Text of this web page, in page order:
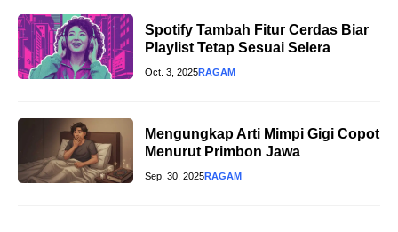
Spotify Tambah Fitur Cerdas Biar
Playlist Tetap Sesuai Selera
Oct. 3, 2025RAGAM
Mengungkap Arti Mimpi Gigi Copot
Menurut Primbon Jawa
Sep. 30, 2025RAGAM